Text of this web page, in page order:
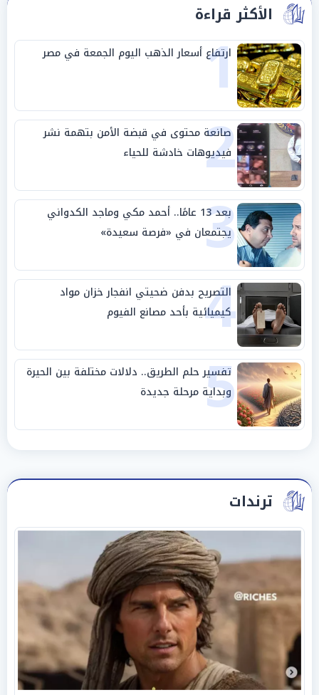
الأكثر قراءة
1
ارتفاع أسعار الذهب اليوم الجمعة في مصر
2
صانعة محتوى في قبضة الأمن بتهمة نشر
فيديوهات خادشة للحياء
3 بعد 13 عامًا.. أحمد مكي وماجد الكدواني
يجتمعان في «فرصة سعيدة»
4
التصريح بدفن ضحيتي انفجار خزان مواد
كيميائية بأحد مصانع الفيوم
5
تفسير حلم الطريق.. دلالات مختلفة بين الحيرة
وبداية مرحلة جديدة
ترندات